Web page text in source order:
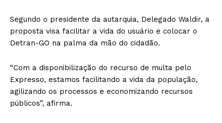
Segundo o presidente da autarquia, Delegado Waldir, a
proposta visa facilitar a vida do usuário e colocar o
Detran-GO na palma da mão do cidadão.
“Com a disponibilização do recurso de multa pelo
Expresso, estamos facilitando a vida da população,
agilizando os processos e economizando recursos
públicos”, afirma.